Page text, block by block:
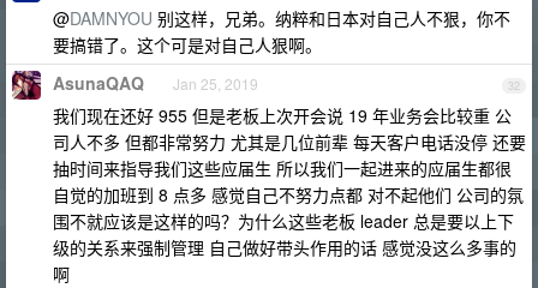
@DAMNYOU 别这样，兄弟。纳粹和日本对自己人不狠，你不
要搞错了。这个可是对自己人狠啊。
32
AsunaQAQ Jan 25, 2019
我们现在还好 955 但是老板上次开会说 19 年业务会比较重 公
司人不多 但都非常努力 尤其是几位前辈 每天客户电话没停 还要
抽时间来指导我们这些应届生 所以我们一起进来的应届生都很
自觉的加班到 8 点多 感觉自己不努力点都 对不起他们 公司的氛
围不就应该是这样的吗？为什么这些老板 leader 总是要以上下
级的关系来强制管理 自己做好带头作用的话 感觉没这么多事的
啊